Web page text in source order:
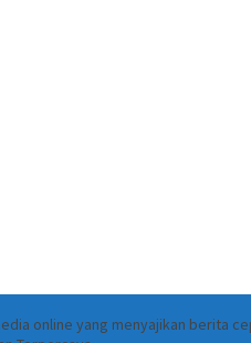
online yang menyajikan berita